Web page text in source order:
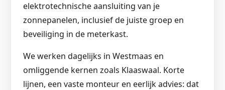
elektrotechnische aansluiting van je
zonnepanelen, inclusief de juiste groep en
beveiliging in de meterkast.
We werken dagelijks in Westmaas en
omliggende kernen zoals Klaaswaal. Korte
lijnen, een vaste monteur en eerlijk advies: dat